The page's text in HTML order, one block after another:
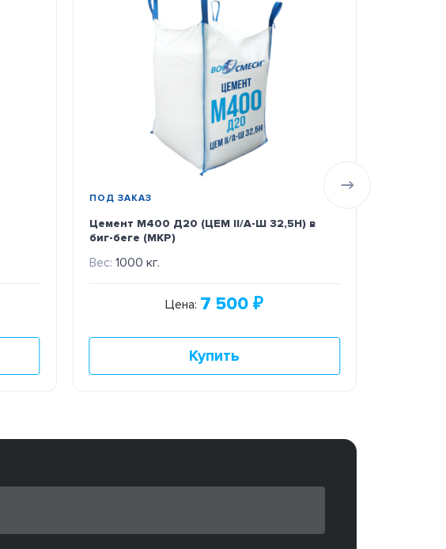
ПОД ЗАКАЗ
Цемент М400 Д20 (ЦЕМ II/А-Ш 32,5H) в
биг-беге (МКР)
Вес: 1000 кг.
Цена: 7 500₽
Купить